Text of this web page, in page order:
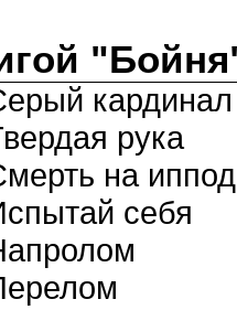
кардинал
рука
на
себя